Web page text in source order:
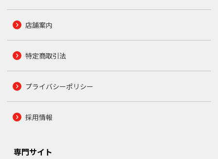
店舗案内
特定商取引法
プライバシーポリシー
採用情報
専門サイト